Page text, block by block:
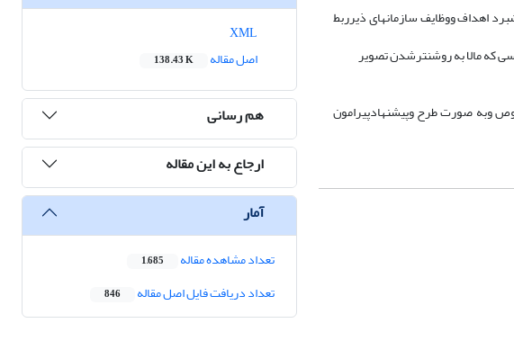
اهداف ووظایف سازمانهای ذیرربط
که مالا به روشنترشدن تصویر
وبه صورت طرح وپیشنهادپیرامون
اصل مقاله
138.43 K
هم رسانی
ارجاع به این مقاله
آمار
تعداد مشاهده مقاله 1,685
تعداد دریافت فایل اصل مقاله 846